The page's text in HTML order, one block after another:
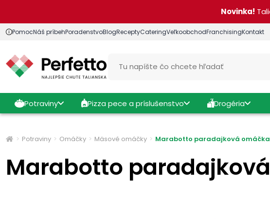
Novinka!
PomocNáš príbehPoradenstvoBlogReceptyCateringVeľkoobchodFranchisingKontakt
Potraviny Pizza pece a príslušenstvo Drogéria
Potraviny Omáčky Mäsové omáčky Marabotto paradajková
Marabotto